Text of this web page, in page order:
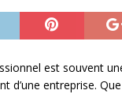
est souvent
d’une entreprise.